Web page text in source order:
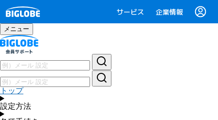
サービス 企業情報
メニュー
トップ
設定方法